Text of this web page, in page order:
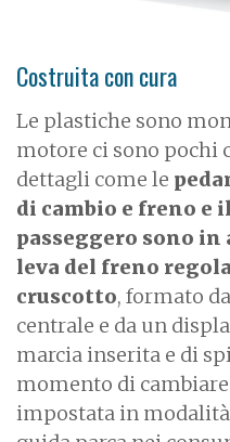
Costruita con cura
Le plastiche sono
motore ci sono pochi
dettagli come le
di cambio e freno e
passeggero sono
leva del freno
cruscotto, formato
centrale e da un
marcia inserita e di
momento di
impostata in modalità